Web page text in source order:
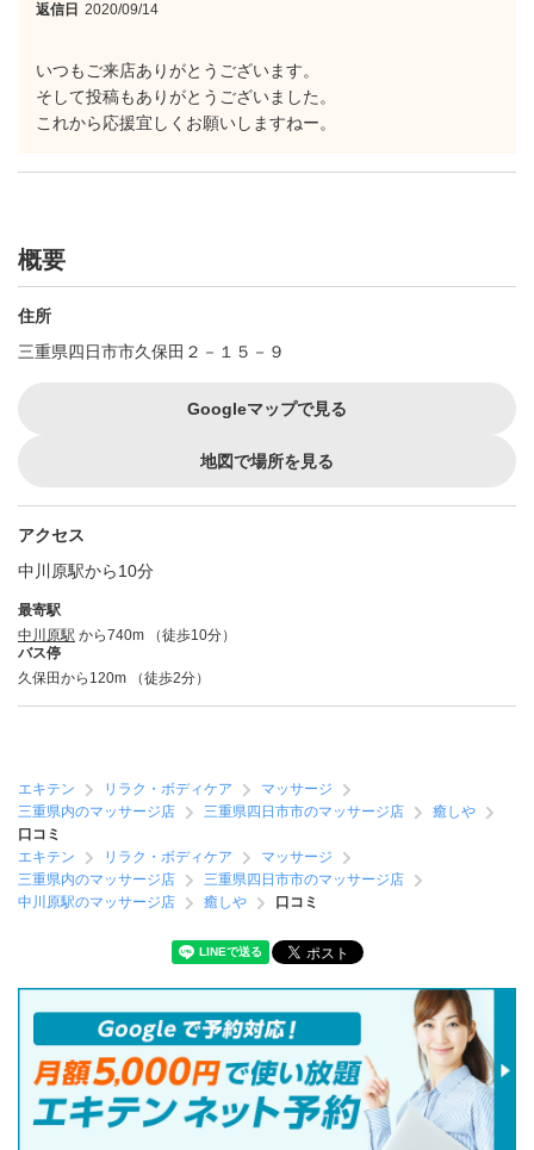
返信日 2020/09/14
いつもご来店ありがとうございます。
そして投稿もありがとうございました。
これから応援宜しくお願いしますねー。
概要
住所
三重県四日市市久保田２－１５－９
Googleマップで見る
地図で場所を見る
アクセス
中川原駅から10分
最寄駅
中川原駅 から740m （徒歩10分）
バス停
久保田から120m （徒歩2分）
エキテン リラク・ボディケア
マッサージ
三重県内のマッサージ店
三重県四日市市のマッサージ店
癒しや
口コミ
エキテン
リラク・ボディケア
マッサージ
三重県内のマッサージ店
三重県四日市市のマッサージ店
中川原駅のマッサージ店
癒しや 口コミ